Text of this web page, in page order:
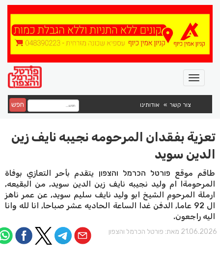
צור קשר אודותינו חפש
تعزية بفقدان المرحومه نجيبه نايف زين
الدين سويد
طاقم موقع פורטל הכרמל והצפון يتقدم بأحر التعازي بوفاة
المرحومةا ام وليد نجيبه نايف زين الدين سويد, من البقيعه,
ارملة المرحوم الشيخ ابو وليد نايف سليم سويد, عن عمر ناهز
ال 92 عاما, الدفن غدا الساعة الحاديه عشر صباحا, انا لله وانا
اليه راجعون.
מאת: פורטל הכרמל והצפון